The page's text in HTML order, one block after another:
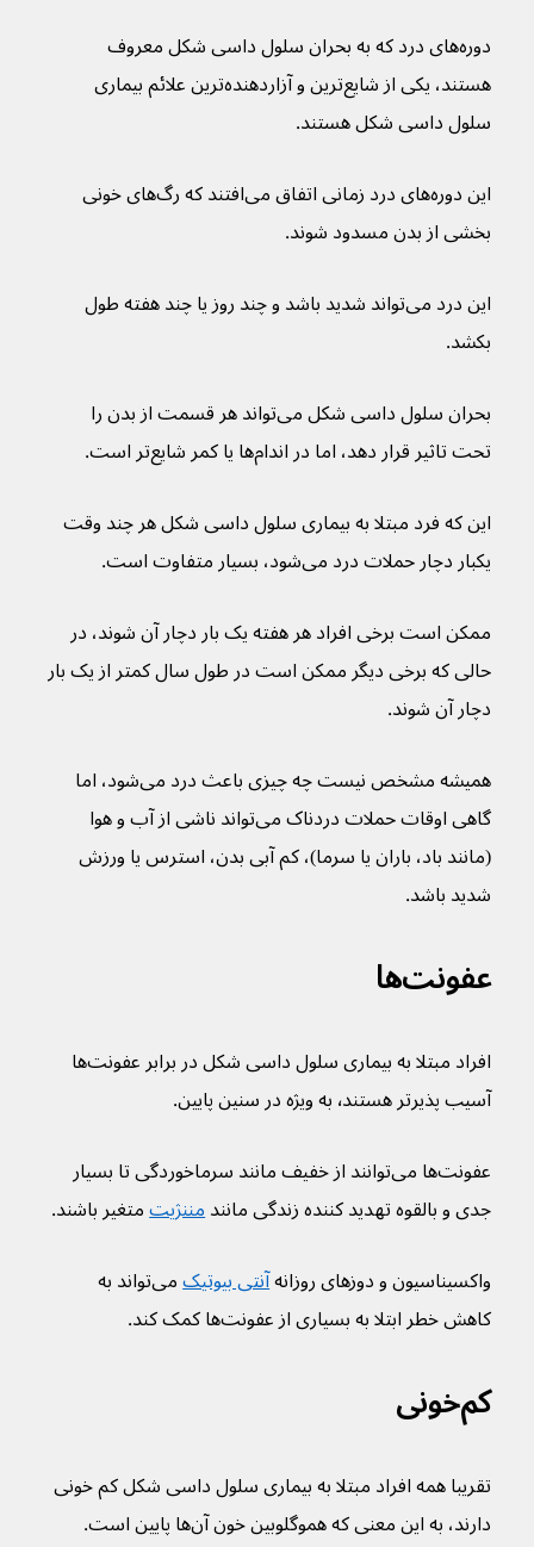
دوره‌های درد که به بحران سلول داسی شکل معروف
هستند، یکی از شایع‌ترین و آزاردهنده‌ترین علائم بیماری
سلول داسی شکل هستند.
این دوره‌های درد زمانی اتفاق می‌افتند که رگ‌های خونی
بخشی از بدن مسدود شوند.
این درد می‌تواند شدید باشد و چند روز یا چند هفته طول
بکشد.
بحران سلول داسی شکل می‌تواند هر قسمت از بدن را
تحت تاثیر قرار دهد، اما در اندام‌ها یا کمر شایع‌تر است.
این که فرد مبتلا به بیماری سلول داسی شکل هر چند وقت
یکبار دچار حملات درد می‌شود، بسیار متفاوت است.
ممکن است برخی افراد هر هفته یک بار دچار آن شوند، در
حالی که برخی دیگر ممکن است در طول سال کمتر از یک بار
دچار آن شوند.
همیشه مشخص نیست چه چیزی باعث درد می‌شود، اما
گاهی اوقات حملات دردناک می‌تواند ناشی از آب و هوا
(مانند باد، باران یا سرما)، کم آبی بدن، استرس یا ورزش
شدید باشد.
عفونت‌ها
افراد مبتلا به بیماری سلول داسی شکل در برابر عفونت‌‌ها
آسیب پذیرتر هستند٬ به ویژه در سنین پایین.
عفونت‌ها می‌توانند از خفیف مانند سرماخوردگی تا بسیار
جدی و بالقوه تهدید کننده زندگی مانند مننژیت متغیر باشند.
واکسیناسیون و دوزهای روزانه آنتی بیوتیک‌
می‌تواند به
کاهش خطر ابتلا به بسیاری از عفونت‌ها کمک کند.
کم‌خونی
تقریبا همه افراد مبتلا به بیماری سلول داسی شکل کم خونی
دارند، به این معنی که هموگلوبین خون آن‌ها پایین است.